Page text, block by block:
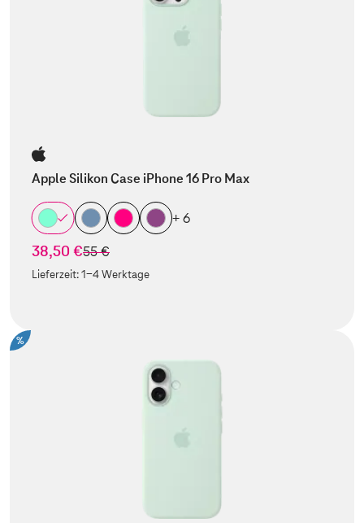
Apple Silikon Case iPhone 16 Pro Max
+ 6
38,50 €statt
55 €
Lieferzeit:1-4 Werktage
%